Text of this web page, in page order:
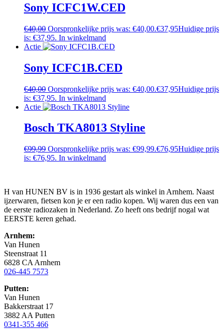
Sony ICFC1W.CED
€40,00 Oorspronkelijke prijs was: €40,00.€37,95Huidige prijs
is: €37,95. In winkelmand
Actie
Sony ICFC1B.CED
€40,00 Oorspronkelijke prijs was: €40,00.€37,95Huidige prijs
is: €37,95. In winkelmand
Actie
Bosch TKA8013 Styline
€99,99 Oorspronkelijke prijs was: €99,99.€76,95Huidige prijs
is: €76,95. In winkelmand
H van HUNEN BV is in 1936 gestart als winkel in Arnhem. Naast
ijzerwaren, fietsen kon je er een radio kopen. Wij waren dus een van
de eerste radiozaken in Nederland. Zo heeft ons bedrijf nogal wat
EERSTE keren gehad.
Arnhem:
Van Hunen
Steenstraat 11
6828 CA Arnhem
026-445 7573
Putten:
Van Hunen
Bakkerstraat 17
3882 AA Putten
0341-355 466